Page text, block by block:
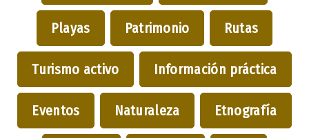
Playas Patrimonio Rutas
Turismo activo Información práctica
Eventos Naturaleza Etnografía